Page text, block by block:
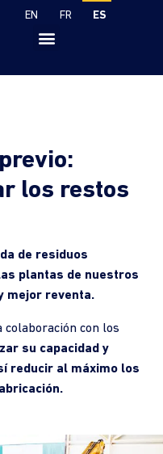
EN FR ES
previo:
los restos
de residuos
plantas de nuestros
mejor reventa.
con los
su capacidad y
reducir al máximo los